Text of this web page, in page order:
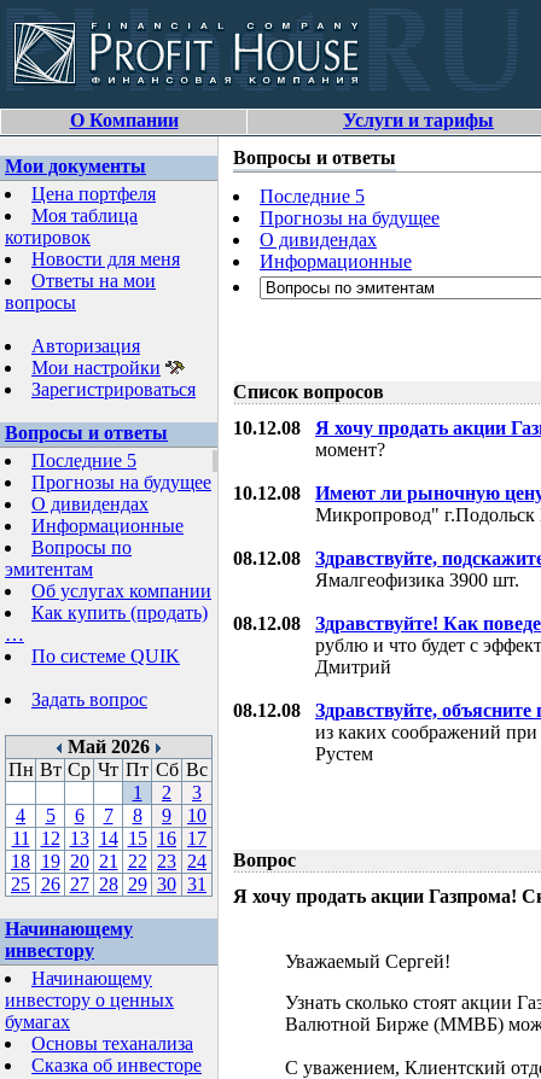
О Компании Услуги и тарифы
Мои документы
Цена портфеля
Моя таблица
котировок
Новости для меня
Ответы на мои
вопросы
Авторизация
Мои настройки
Зарегистрироваться
Вопросы и ответы
Последние 5
Прогнозы на будущее
О дивидендах
Информационные
Вопросы по
эмитентам
Об услугах компании
Как купить (продать)
…
По системе QUIK
Задать вопрос
Май 2026
Пн Вт Ср Чт Пт Сб Вс
1
2
3
4
5 6 7 8 9
10
11
12 13 14 15 16 17
18 19 20 21 22 23 24
25 26 27 28 29 30 31
Начинающему
инвестору
Начинающему
инвестору о ценных
бумагах
Основы теханализа
Сказка об инвесторе
Вопросы и ответы
Последние 5
Прогнозы на будущее
О дивидендах
Информационные
Список вопросов
10.12.08 Я хочу продать акции
момент?
10.12.08
Имеют ли рыночную
Микропровод"
08.12.08
Здравствуйте,
Ямалгеофизика 3900 шт.
08.12.08
Здравствуйте! Как
рублю и что будет с
Дмитрий
08.12.08
Здравствуйте, объясните
из каких соображений
Рустем
Вопрос
Я хочу продать акции Газпрома!
Уважаемый Сергей!
Узнать сколько стоят акции
Валютной Бирже (ММВБ)
С уважением, Клиентский